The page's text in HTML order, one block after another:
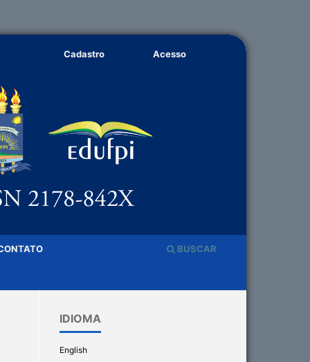
BUSCAR
Cadastro Acesso
IDIOMA
English